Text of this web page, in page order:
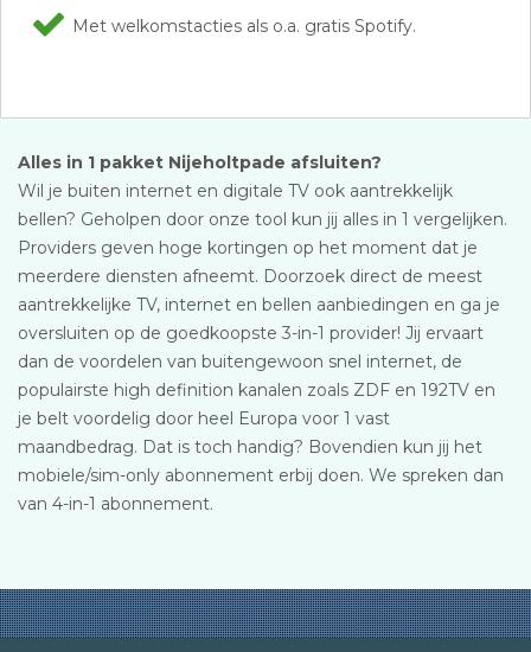
Met welkomstacties als o.a. gratis Spotify.
Alles in 1 pakket Nijeholtpade afsluiten?
Wil je buiten internet en digitale TV ook aantrekkelijk
bellen? Geholpen door onze tool kun jij alles in 1 vergelijken.
Providers geven hoge kortingen op het moment dat je
meerdere diensten afneemt. Doorzoek direct de meest
aantrekkelijke TV, internet en bellen aanbiedingen en ga je
oversluiten op de goedkoopste 3-in-1 provider! Jij ervaart
dan de voordelen van buitengewoon snel internet, de
populairste high definition kanalen zoals ZDF en 192TV en
je belt voordelig door heel Europa voor 1 vast
maandbedrag. Dat is toch handig? Bovendien kun jij het
mobiele/sim-only abonnement erbij doen. We spreken dan
van 4-in-1 abonnement.